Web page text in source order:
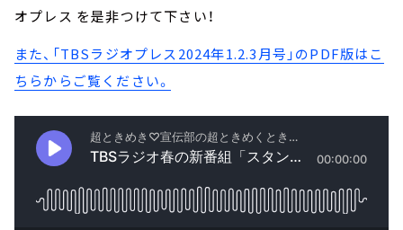
オプレス を是非つけて下さい！
また、「TBSラジオプレス2024年1.2.3月号」のPDF版はこ
ちらからご覧ください。